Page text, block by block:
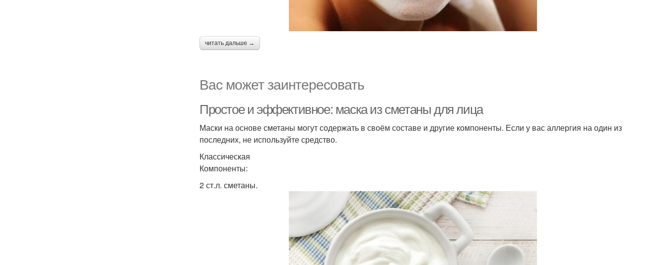
читать дальше →
Вас может заинтересовать
Простое и эффективное: маска из сметаны для лица
Маски на основе сметаны могут содержать в своём составе и другие компоненты. Если у вас аллергия на один из
последних, не используйте средство.
Классическая
Компоненты:
2 ст.л. сметаны.